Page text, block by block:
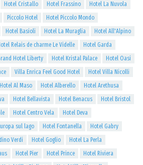
Hotel Cristallo Hotel Frassino
Hotel La Nuvola
Piccolo Hotel
Hotel Piccolo Mondo
Hotel Basioli Hotel La Muraglia
Hotel All'Alpino
Relais de charme Le Videlle
Hotel Garda
Hotel Liberty Hotel Kristal Palace
Hotel Oasi
Villa Enrica Feel Good Hotel
Hotel Villa Nicolli
Hotel Al Maso Hotel Alberello
Hotel Arethusa
Hotel Bellavista Hotel Benacus
Hotel Bristol
Hotel Centro Vela
Hotel Deva
sul lago Hotel Fontanella
Hotel Gabry
Verdi Hotel Goglio
Hotel La Perla
Hotel Pier Hotel Prince
Hotel Riviera